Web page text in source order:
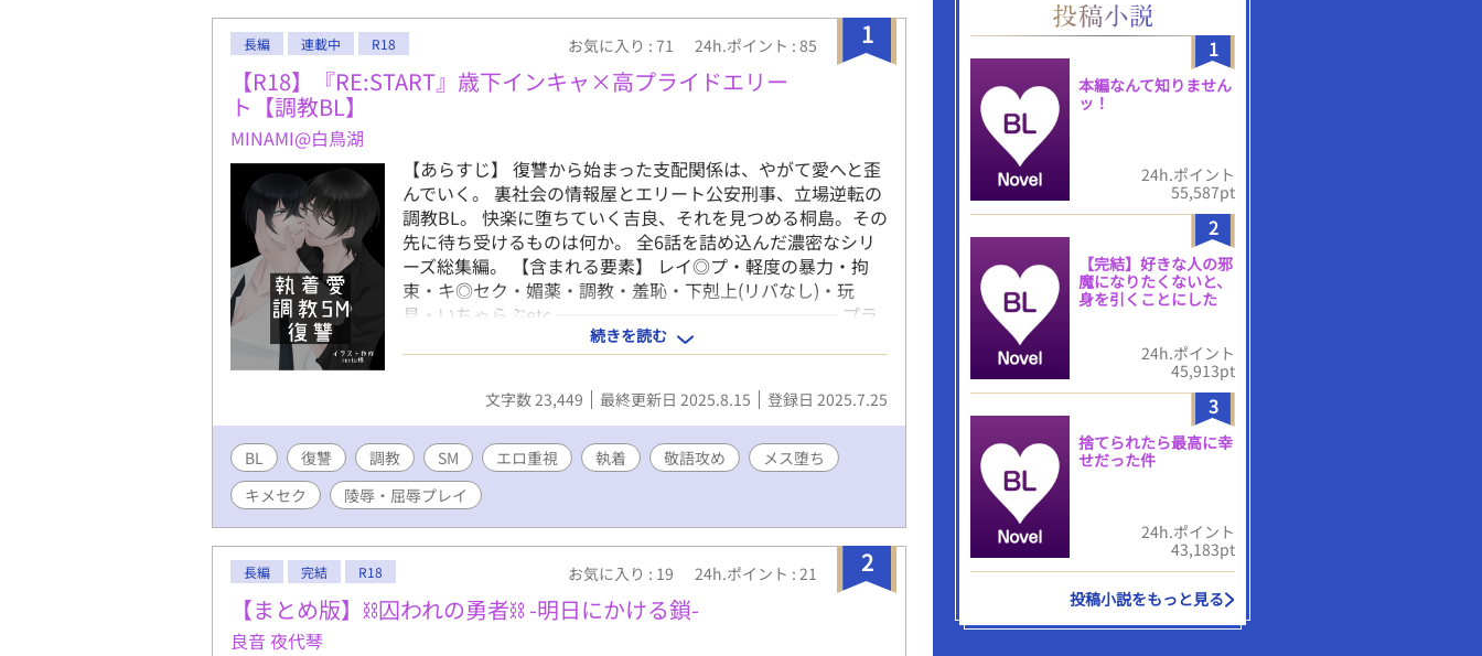
1
長編 連載中 R18 お気に入り : 71 24h.ポイント : 85
【R18】『RE:START』歳下インキャ×高プライドエリー
ト【調教BL】
MINAMI@白鳥湖
【あらすじ】 復讐から始まった支配関係は、やがて愛へと歪
んでいく。 裏社会の情報屋とエリート公安刑事、立場逆転の
調教BL。 快楽に堕ちていく吉良、それを見つめる桐島。その
先に待ち受けるものは何か。 全6話を詰め込んだ濃密なシリ
ーズ総集編。 【含まれる要素】 レイ◎プ・軽度の暴力・拘
束・キ◎セク・媚薬・調教・羞恥・下剋上(リバなし)・玩
具・いちゃらぶetc ──────────────── プラ
イドの高いエリート刑事が、捨て駒扱いしていたインキャ情
報屋に復讐レイ◎プされ、調教されて、快楽堕ちしていく話
です。 でも最終的にハピエンになります！
──────────────── 15Pの描き下ろし漫画が
円/A6段組なし/154p
https://xfolio.jp/portfolio/minami08052/shop/47934 700
円/A5二段組/98p
https://xfolio.jp/portfolio/minami08052/shop/46604
続きを読む
文字数 23,449 最終更新日 2025.8.15 登録日 2025.7.25
BL 復讐 調教 SM エロ重視 執着 敬語攻め
メス堕ち
キメセク
陵辱・屈辱プレイ
2
長編 完結 R18 お気に入り : 19 24h.ポイント : 21
【まとめ版】⛓囚われの勇者⛓ -明日にかける鎖-
良音 夜代琴
1
本編なんて知りません
ッ！
24h.ポイント
55,587pt
2
【完結】好きな人の邪
魔になりたくないと、
身を引くことにした
24h.ポイント
45,913pt
3
捨てられたら最高に幸
せだった件
24h.ポイント
43,183pt
投稿小説をもっと見る